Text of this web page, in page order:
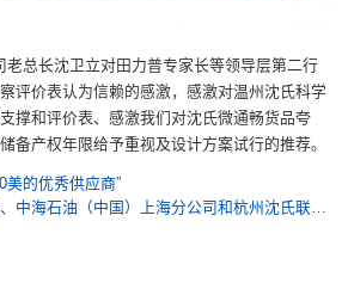
老总长沈卫立对田力普专家长等领导层第二行
评价表认为信赖的感激，感激对温州沈氏科学
撑和评价表、感激我们对沈氏微通畅货品夸
备产权年限给予重视及设计方案试行的推荐。
美的优秀供应商”
中海石油气电集团、中海石油（中国）上海分公司和杭州沈氏联合研制的“海洋油气领域用微通道高效紧凑换热器（PCHE）”工程样机通过鉴定